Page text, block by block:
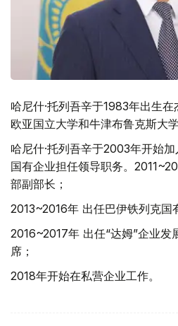
哈尼什·托列吾辛于1983年出生
欧亚国立大学和牛津布鲁克斯大学
哈尼什·托列吾辛于2003年开始
国有企业担任领导职务。
部副部长；
2013~2016年 出任巴伊铁列克国
2016~2017年 出任“达姆”企业发
席；
2018年开始在私营企业工作。